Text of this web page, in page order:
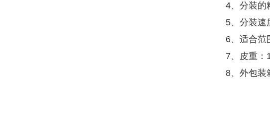
4、分装的
5、分装速
6、适合范
7、皮重：
8、外包装